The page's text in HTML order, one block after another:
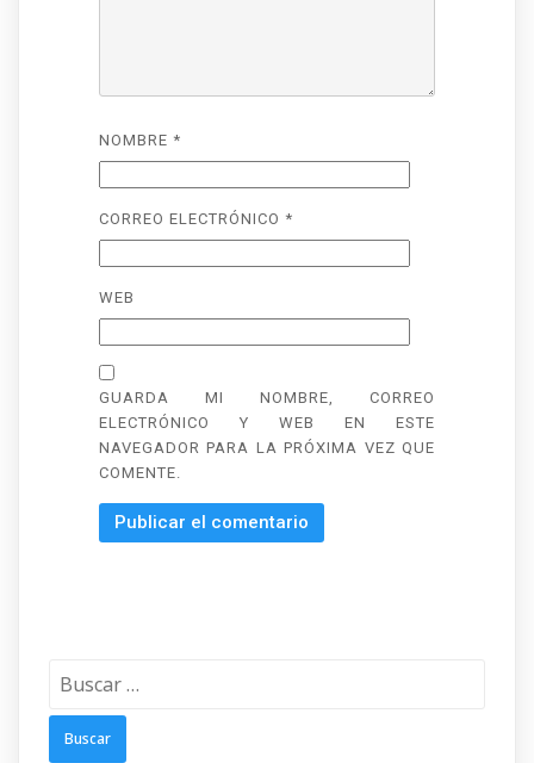
NOMBRE *
CORREO ELECTRÓNICO *
WEB
GUARDA MI NOMBRE, CORREO
ELECTRÓNICO Y WEB EN ESTE
NAVEGADOR PARA LA PRÓXIMA VEZ QUE
COMENTE.